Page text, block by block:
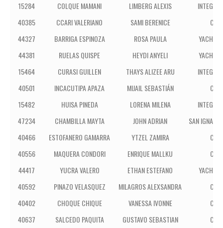
15284
COLQUE MAMANI LIMBERG ALEXIS
40385
CCARI VALERIANO SAMI BERENICE
44327
BARRIGA ESPINOZA ROSA PAULA
YACHAY
44381
RUELAS QUISPE HEYDI ANYELI
YACHAY
15464
CURASI GUILLEN THAYS ALIZEE ARU
40501
INCACUTIPA APAZA MIJAIL SEBASTIÁN
15482
HUISA PINEDA LORENA MILENA
47234
CHAMBILLA MAYTA JOHN ADRIAN
SAN
40466
ESTOFANERO GAMARRA YTZEL ZAMIRA
40556
MAQUERA CONDORI ENRIQUE MALLKU
44417
YUCRA VALERO ETHAN ESTEFANO
YACHAY
40592
PINAZO VELASQUEZ MILAGROS ALEXSANDRA
40402
CHOQUE CHIQUE VANESSA IVONNE
40637
SALCEDO PAQUITA GUSTAVO SEBASTIAN